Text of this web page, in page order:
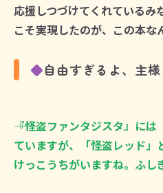
応援しつづけてくれているみ
こそ実現したのが、この本な
◆自由すぎるよ、主様
――『怪盗ファンタジスタ』に
ていますが、「怪盗レッド」
けっこうちがいますね。ふし